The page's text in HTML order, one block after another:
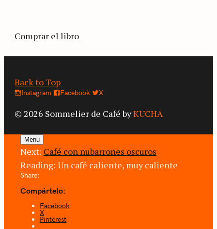
Comprar el libro
Back to Top
Instagram Facebook X
© 2026 Sommelier de Café byKUCHA
Menu
Next: Café con nubarrones oscuros
Reading: Un café caliente, muy caliente
Share:
Compártelo:
Facebook
X
Pinterest